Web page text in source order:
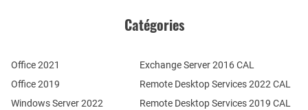
Catégories
Office 2021
Office 2019
Windows Server 2022
Remote Desktop Services 2022 CAL
Remote Desktop Services 2019 CAL
Exchange Server 2016 CAL